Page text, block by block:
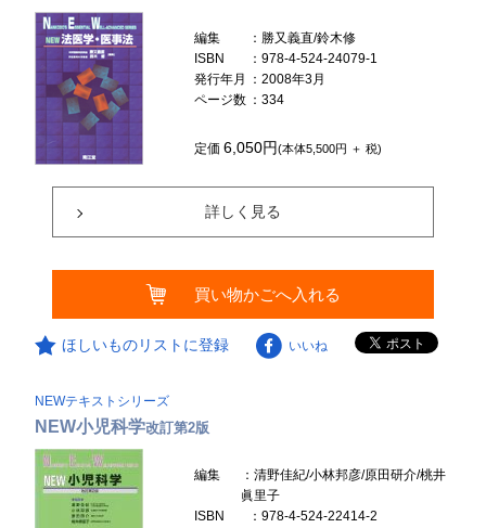
編集
：勝又義直/鈴木修
ISBN
：978-4-524-24079-1
発行年月
：2008年3月
ページ数 ：334
定価6,050円(本体5,500円 ＋ 税)
詳しく見る
買い物かごへ入れる
ほしいものリストに登録 いいね
NEWテキストシリーズ
NEW小児科学改訂第2版
編集
：清野佳紀/小林邦彦/原田研介/桃井
眞里子
ISBN
：978-4-524-22414-2